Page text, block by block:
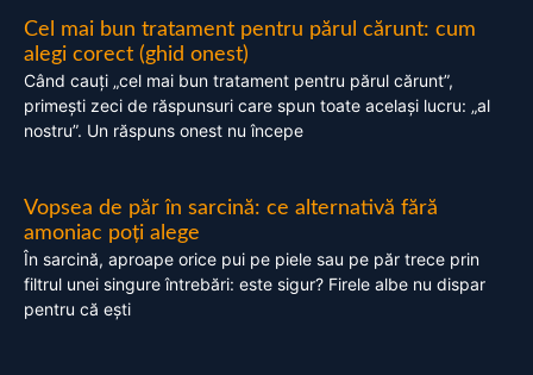
Cel mai bun tratament pentru părul cărunt: cum
alegi corect (ghid onest)
Când cauți „cel mai bun tratament pentru părul cărunt”,
primești zeci de răspunsuri care spun toate același lucru: „al
nostru”. Un răspuns onest nu începe
Vopsea de păr în sarcină: ce alternativă fără
amoniac poți alege
În sarcină, aproape orice pui pe piele sau pe păr trece prin
filtrul unei singure întrebări: este sigur? Firele albe nu dispar
pentru că ești